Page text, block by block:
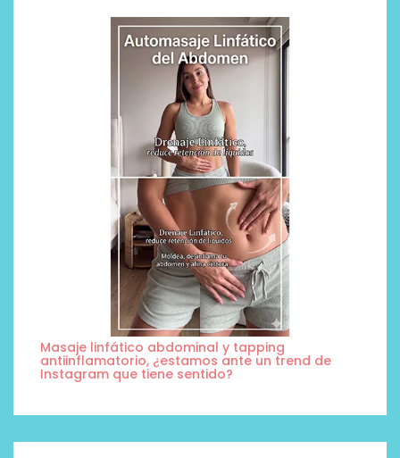
Masaje linfático abdominal y tapping
antiinflamatorio, ¿estamos ante un trend de
Instagram que tiene sentido?